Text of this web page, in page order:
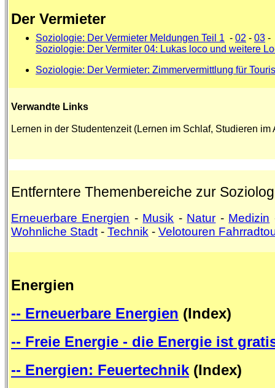
Der Vermieter
Soziologie: Der Vermieter Meldungen Teil 1 - 02 - 03 -
Soziologie: Der Vermiter 04: Lukas loco und weitere
Soziologie: Der Vermieter: Zimmervermittlung für
Verwandte Links
Lernen in der Studentenzeit (Lernen im Schlaf, Studieren
Entferntere Themenbereiche zur
Erneuerbare Energien - Musik - Natur - Medizin
Wohnliche Stadt - Technik - Velotouren
Energien
-- Erneuerbare Energien (Index)
-- Freie Energie - die Energie ist
-- Energien: Feuertechnik (Index)